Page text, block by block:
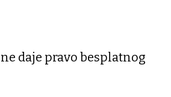
daje pravo besplatnog